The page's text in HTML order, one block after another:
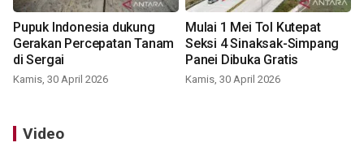
Pupuk Indonesia dukung
Gerakan Percepatan Tanam
di Sergai
Kamis, 30 April 2026
Mulai 1 Mei Tol Kutepat
Seksi 4 Sinaksak-Simpang
Panei Dibuka Gratis
Kamis, 30 April 2026
Video